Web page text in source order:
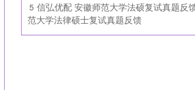
5 信弘优配 安徽师范大学法硕复试真题反
范大学法律硕士复试真题反馈